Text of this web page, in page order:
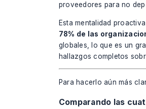
proveedores para no
Esta mentalidad
78% de las
globales, lo que es un
hallazgos completos
Para hacerlo aún más
Comparando las